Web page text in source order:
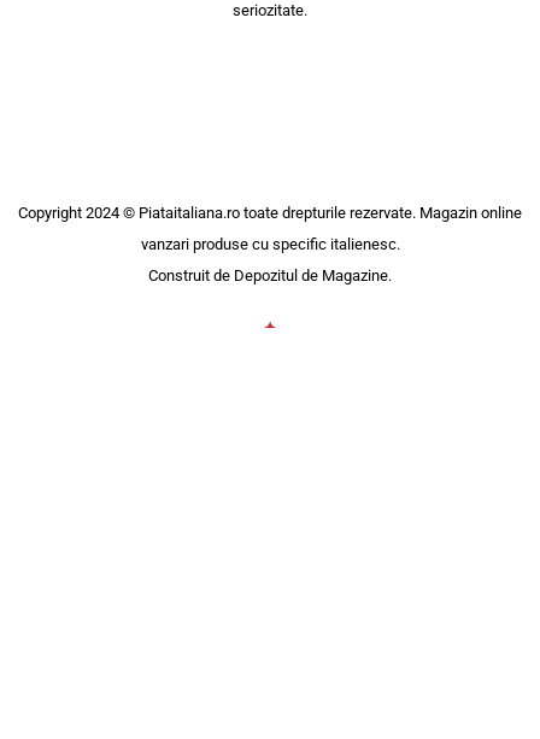
seriozitate.
Copyright 2024 © Piataitaliana.ro toate drepturile rezervate. Magazin online
vanzari produse cu specific italienesc.
Construit de Depozitul de Magazine.